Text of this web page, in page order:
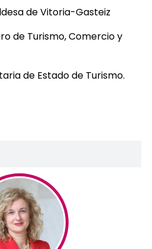
de Vitoria-Gasteiz
de Turismo, Comercio y
de Estado de Turismo.